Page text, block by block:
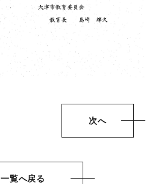
次へ
一覧へ戻る